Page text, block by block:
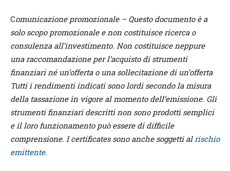
Comunicazione promozionale – Questo documento è a
solo scopo promozionale e non costituisce ricerca o
consulenza all’investimento. Non costituisce neppure
una raccomandazione per l’acquisto di strumenti
finanziari né un’offerta o una sollecitazione di un’offerta
Tutti i rendimenti indicati sono lordi secondo la misura
della tassazione in vigore al momento dell’emissione. Gli
strumenti finanziari descritti non sono prodotti semplici
e il loro funzionamento può essere di difficile
comprensione. I certificates sono anche soggetti alrischio
emittente.